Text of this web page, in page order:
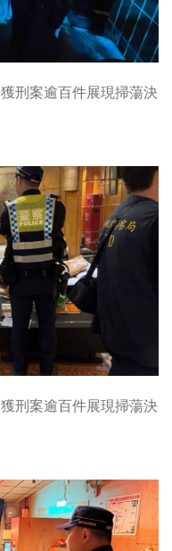
刑案逾百件展現掃蕩決
刑案逾百件展現掃蕩決